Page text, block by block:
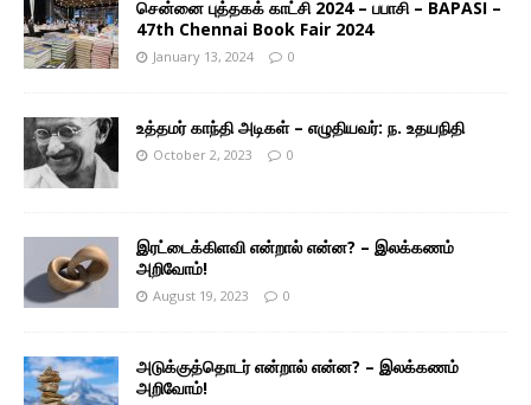
சென்னை புத்தகக் காட்சி 2024 – பபாசி – BAPASI –
47th Chennai Book Fair 2024
January 13, 2024 0
உத்தமர் காந்தி அடிகள் – எழுதியவர்: ந. உதயநிதி
October 2, 2023 0
இரட்டைக்கிளவி என்றால் என்ன? – இலக்கணம்
அறிவோம்!
August 19, 2023 0
அடுக்குத்தொடர் என்றால் என்ன? – இலக்கணம்
அறிவோம்!